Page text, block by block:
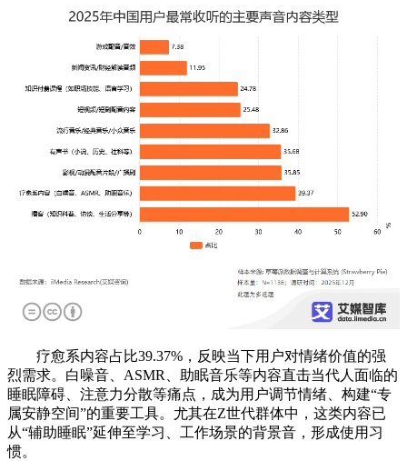
疗愈系内容占比39.37%，反映当下用户对情绪价值的强
烈需求。白噪音、ASMR、助眠音乐等内容直击当代人面临的
睡眠障碍、注意力分散等痛点，成为用户调节情绪、构建“专
属安静空间”的重要工具。尤其在Z世代群体中，这类内容已
从“辅助睡眠”延伸至学习、工作场景的背景音，形成使用习
惯。